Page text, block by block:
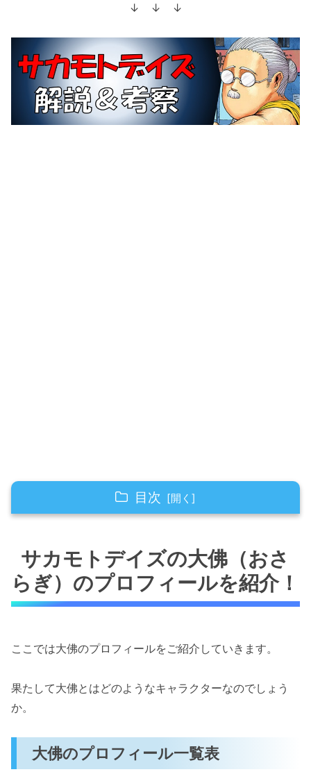
↓ ↓ ↓
目次
ールを紹介！
大佛のプロフィール一覧表
大佛は殺し屋らしからぬ可愛さ
サカモトデイズの大佛（おさらぎ）のかわいい
話）
「くまさんみたい・・」（漫画4巻の第27
サカモトデイズの大佛（おさ
らぎ）のプロフィールを紹介！
ここでは大佛のプロフィールをご紹介していきます。
果たして大佛とはどのようなキャラクターなのでしょう
か。
大佛のプロフィール一覧表